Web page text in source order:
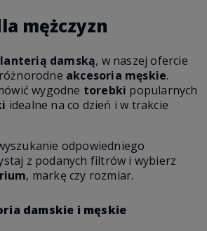
mężczyzn
damską, w naszej ofercie
akcesoria męskie.
wygodne torebki popularnych
idealne na co dzień i w trakcie
odpowiedniego
z podanych filtrów i wybierz
, markę czy rozmiar.
damskie i męskie